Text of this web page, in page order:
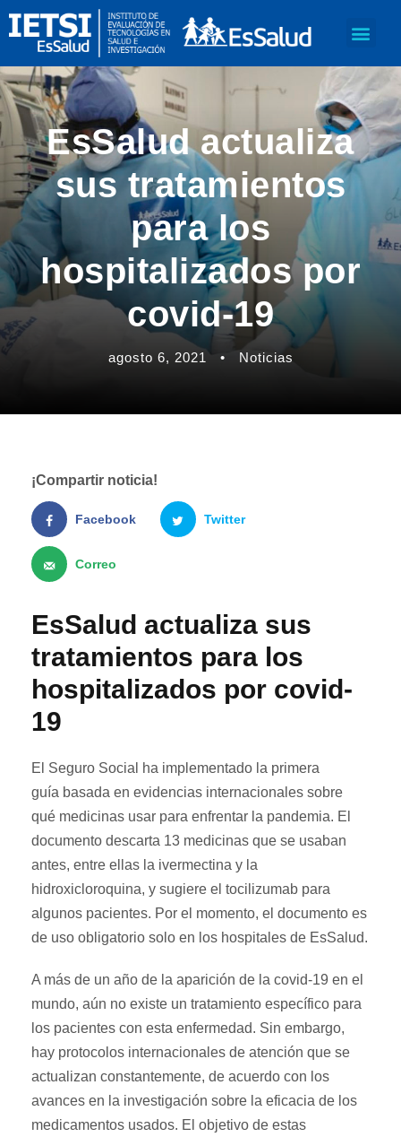
EsSalud actualiza
sus tratamientos
para los
hospitalizados por
covid-19
agosto 6, 2021 • Noticias
¡Compartir noticia!
Facebook Twitter
Correo
EsSalud actualiza sus
tratamientos para los
hospitalizados por covid-
19
El Seguro Social ha implementado la primera
guía basada en evidencias internacionales sobre
qué medicinas usar para enfrentar la pandemia. El
documento descarta 13 medicinas que se usaban
antes, entre ellas la ivermectina y la
hidroxicloroquina, y sugiere el tocilizumab para
algunos pacientes. Por el momento, el documento es
de uso obligatorio solo en los hospitales de EsSalud.
A más de un año de la aparición de la covid-19 en el
mundo, aún no existe un tratamiento específico para
los pacientes con esta enfermedad. Sin embargo,
hay protocolos internacionales de atención que se
actualizan constantemente, de acuerdo con los
avances en la investigación sobre la eficacia de los
medicamentos usados. El objetivo de estas